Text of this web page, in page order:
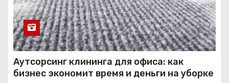
Аутсорсинг клининга для офиса: как
бизнес экономит время и деньги на уборке